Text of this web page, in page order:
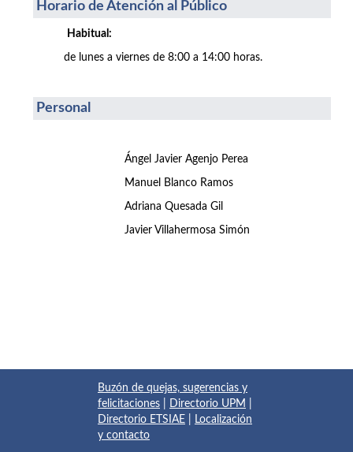
Horario de Atención al Público
Habitual:
de lunes a viernes de 8:00 a 14:00 horas.
Personal
Ángel Javier Agenjo Perea
Manuel Blanco Ramos
Adriana Quesada Gil
Javier Villahermosa Simón
Buzón de quejas, sugerencias y
felicitaciones
Directorio UPM
Directorio ETSIAE
Localización
y contacto